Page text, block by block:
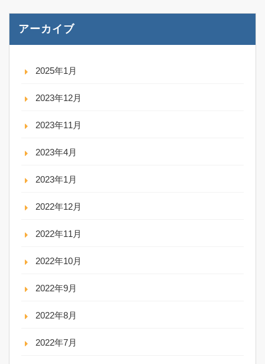
アーカイブ
2025年1月
2023年12月
2023年11月
2023年4月
2023年1月
2022年12月
2022年11月
2022年10月
2022年9月
2022年8月
2022年7月